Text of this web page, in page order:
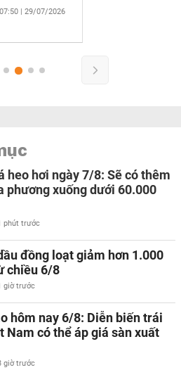
07:50 | 29/07/2026
heo hơi ngày 7/8: Sẽ có thêm
phương xuống dưới 60.000
phút trước
đồng loạt giảm hơn 1.000
chiều 6/8
giờ trước
hôm nay 6/8: Diễn biến trái
Nam có thể áp giá sàn xuất
giờ trước